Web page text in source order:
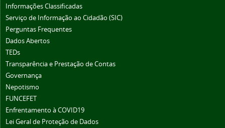
Informações Classificadas
Serviço de Informação ao Cidadão (SIC)
Perguntas Frequentes
Dados Abertos
TEDs
Transparência e Prestação de Contas
Governança
Nepotismo
FUNCEFET
Enfrentamento à COVID19
Lei Geral de Proteção de Dados